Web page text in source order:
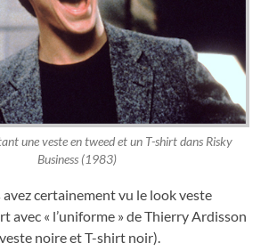
une veste en tweed et un T-shirt dans Risky
Business (1983)
avez certainement vu le look veste
avec « l’uniforme » de Thierry Ardisson
noire et T-shirt noir).